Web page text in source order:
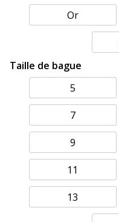
Or
Taille de bague
5
7
9
11
13